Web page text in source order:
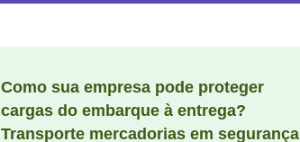
Como sua empresa pode proteger
cargas do embarque à entrega?
Transporte mercadorias em segurança